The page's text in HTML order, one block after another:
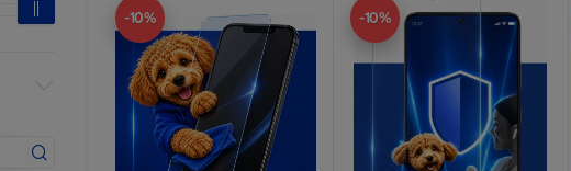
-10% -10%